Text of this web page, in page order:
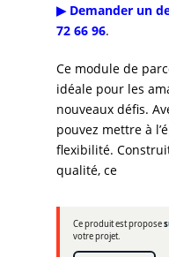
▶ Demander un
72 66 96.
Ce module de
idéale pour les
nouveaux défis.
pouvez mettre à
flexibilité.
qualité, ce
Ce produit est propose
votre projet.